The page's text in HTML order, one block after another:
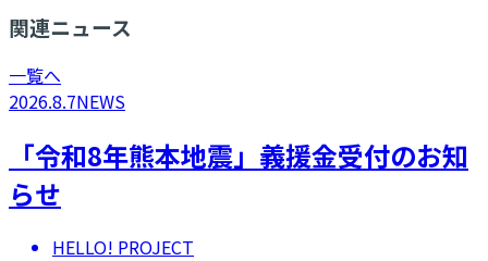
関連ニュース
一覧へ
2026.8.7NEWS
「令和8年熊本地震」義援金受付のお知
らせ
HELLO! PROJECT